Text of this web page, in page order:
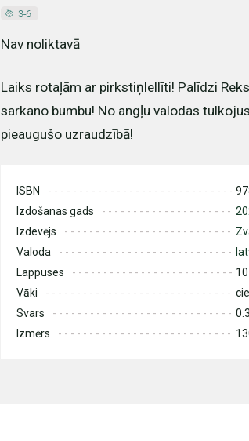
Nav noliktavā
Laiks rotaļām ar pirkstiņlellīti! Palīdzi
sarkano bumbu! No angļu valodas
pieaugušo uzraudzībā!
ISBN
Izdošanas gads
Izdevējs
Valoda
Lappuses
10
Vāki
Svars
Izmērs